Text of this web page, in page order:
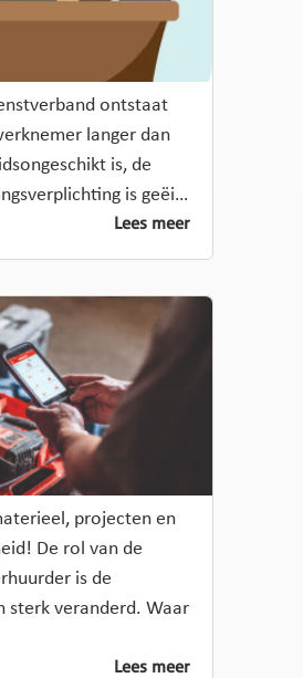
ontstaat
langer dan
is, de
is geëi…
Lees meer
projecten en
De rol van de
is de
sterk veranderd. Waar
Lees meer